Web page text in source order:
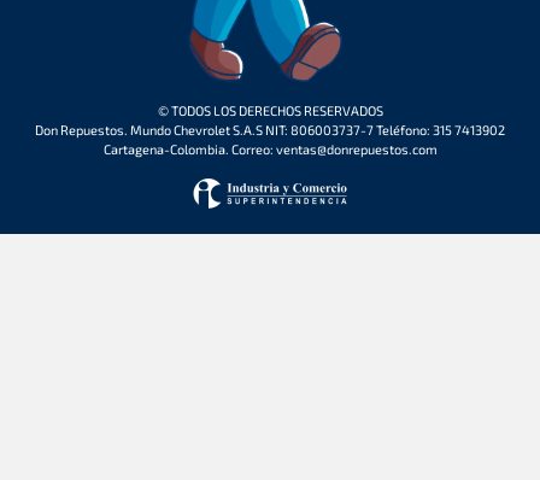
© TODOS LOS DERECHOS RESERVADOS
Don Repuestos. Mundo Chevrolet S.A.S NIT: 806003737-7 Teléfono: 315 7413902
Cartagena-Colombia. Correo: ventas@donrepuestos.com